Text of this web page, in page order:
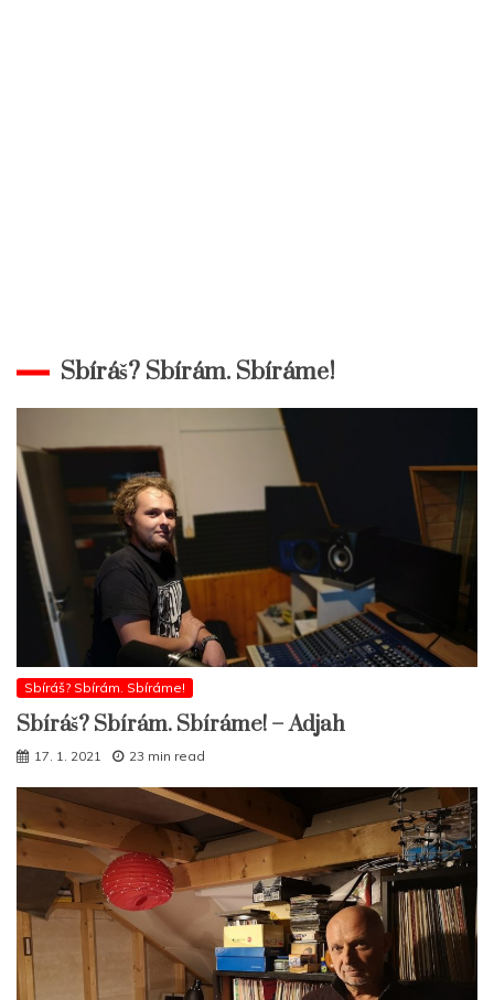
Sbíráš? Sbírám. Sbíráme!
Sbíráš? Sbírám. Sbíráme!
Sbíráš? Sbírám. Sbíráme! – Adjah
17. 1. 2021 23 min read